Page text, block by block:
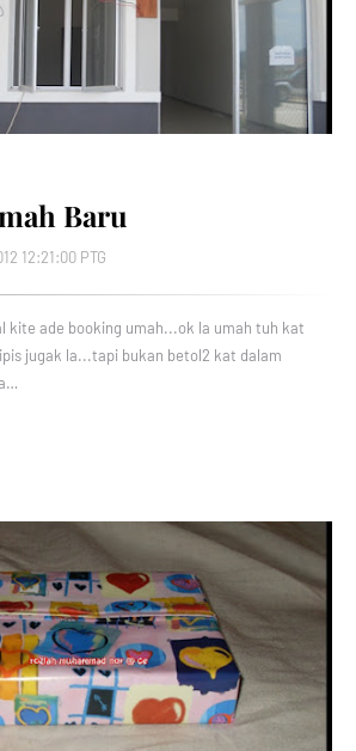
Baru
12:21:00 PTG
kite ade booking umah...ok la umah tuh kat
jugak la...tapi bukan betol2 kat dalam